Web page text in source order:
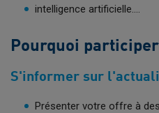
intelligence artificielle....
Pourquoi
S'informer sur
Présenter votre offre à